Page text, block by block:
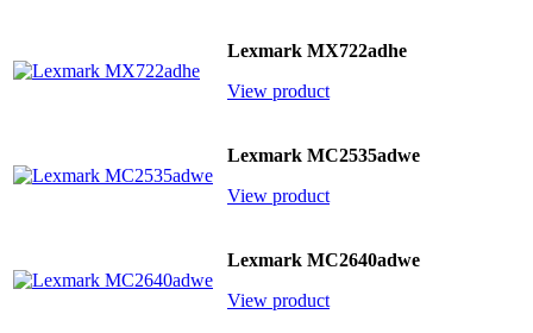
Lexmark MX722adhe
View product
Lexmark MC2535adwe
View product
Lexmark MC2640adwe
View product